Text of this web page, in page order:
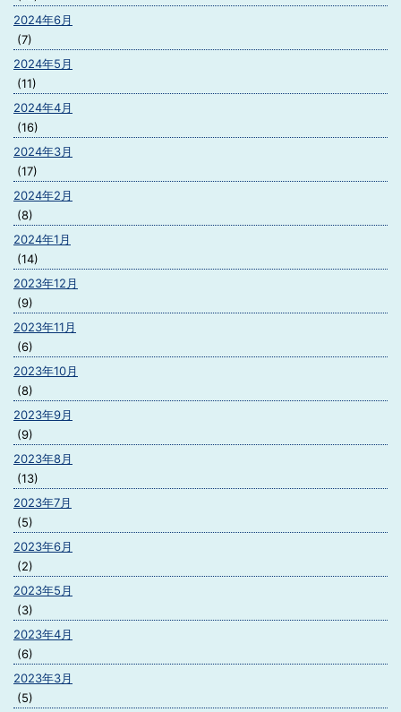
2024年6月
(7)
2024年5月
(11)
2024年4月
(16)
2024年3月
(17)
2024年2月
(8)
2024年1月
(14)
2023年12月
(9)
2023年11月
(6)
2023年10月
(8)
2023年9月
(9)
2023年8月
(13)
2023年7月
(5)
2023年6月
(2)
2023年5月
(3)
2023年4月
(6)
2023年3月
(5)